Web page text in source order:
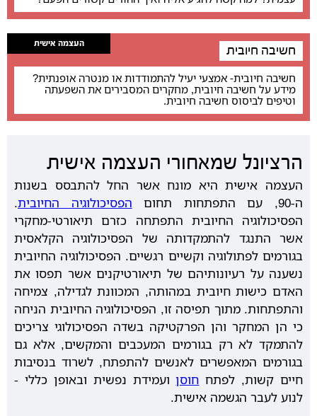
העצמה אישית חשיבה חיובית
חשיבה חיובית- אמצעי יעיל להתמודדות או מנטרה אופנתית?
מידע על חשיבה חיובית, מחקרים המסבירים את השפעתה
וטיפים לביסוס חשיבה חיובית.
הרציונל שמאחורי העצמה אישית
העצמה אישית היא מונח אשר החל להתבסס בשנות
ה-90, עם התפתחות תחום
הפסיכולוגיה החיובית.
הפסיכולוגיה החיובית התפתחה כזרם תיאורטי-מחקרי
אשר התנגד להתמקדותה של הפסיכולוגיה הקלאסית
בגורמים לפתולוגיה וקשיים רגשיים. הפסיכולוגיה החיובית
נשענה על רעיונותיהם של תיאורטיקנים אשר תפסו את
האדם כישות חיובית במהותה, המכוונת לגדילה, צמיחה
והתפתחות. מתוך תפיסה זו, הפסיכולוגיה החיובית הניחה
כי הן המחקר והן הפרקטיקה בשדה הפסיכולוגי צריכים
להתמקד לא רק בגורמים המעכבים והמקשים, אלא גם
בגורמים המאפשרים לאנשים להתפתח, לשרוד בנסיבות
חיים קשות, לפתח חוסןועמידת נפשית ובאופן כללי -
לנוע לעבר הגשמה אישית.